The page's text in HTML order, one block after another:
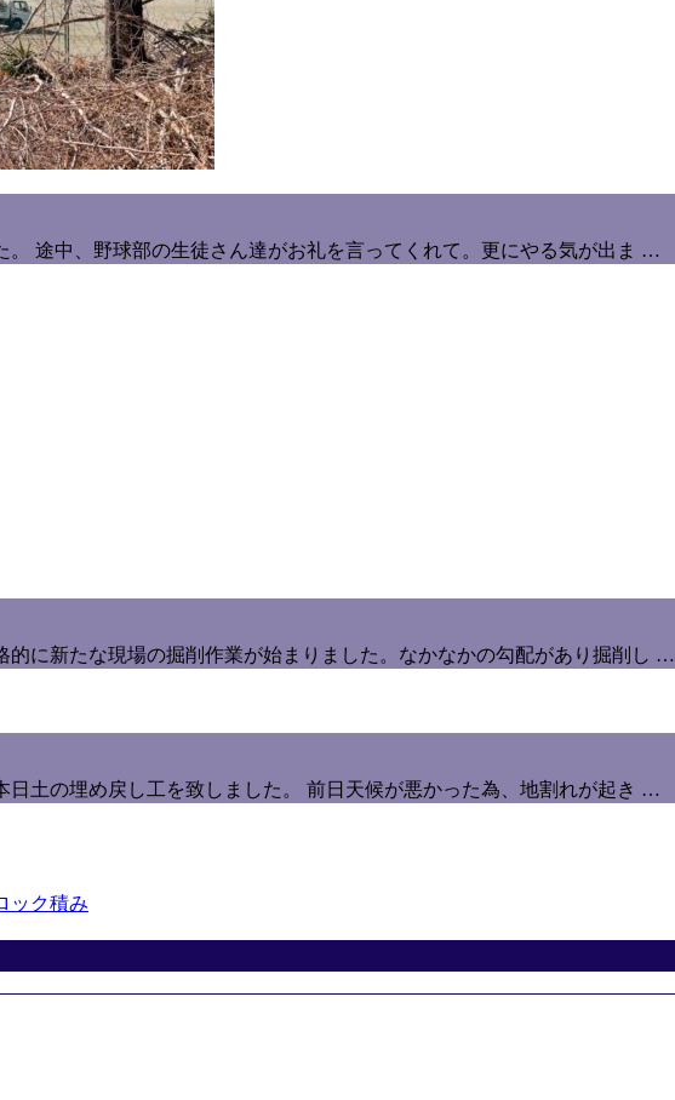
。 途中、野球部の生徒さん達がお礼を言ってくれて。更にやる気が出ま …
的に新たな現場の掘削作業が始まりました。なかなかの勾配があり掘削し …
日土の埋め戻し工を致しました。 前日天候が悪かった為、地割れが起き …
ック積み